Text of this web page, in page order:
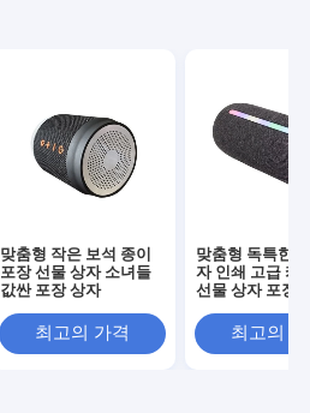
맞춤형 작은 보석 종이
포장 선물 상자 소녀들
값싼 포장 상자
최고의 가격
맞춤형 독특한
자 인쇄 고급 카
선물 상자 포장
최고의